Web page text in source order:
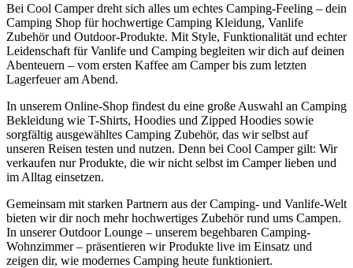
Bei Cool Camper dreht sich alles um echtes Camping-Feeling – dein
Camping Shop für hochwertige Camping Kleidung, Vanlife
Zubehör und Outdoor-Produkte. Mit Style, Funktionalität und echter
Leidenschaft für Vanlife und Camping begleiten wir dich auf deinen
Abenteuern – vom ersten Kaffee am Camper bis zum letzten
Lagerfeuer am Abend.
In unserem Online-Shop findest du eine große Auswahl an Camping
Bekleidung wie T-Shirts, Hoodies und Zipped Hoodies sowie
sorgfältig ausgewähltes Camping Zubehör, das wir selbst auf
unseren Reisen testen und nutzen. Denn bei Cool Camper gilt: Wir
verkaufen nur Produkte, die wir nicht selbst im Camper lieben und
im Alltag einsetzen.
Gemeinsam mit starken Partnern aus der Camping- und Vanlife-Welt
bieten wir dir noch mehr hochwertiges Zubehör rund ums Campen.
In unserer Outdoor Lounge – unserem begehbaren Camping-
Wohnzimmer – präsentieren wir Produkte live im Einsatz und
zeigen dir, wie modernes Camping heute funktioniert.